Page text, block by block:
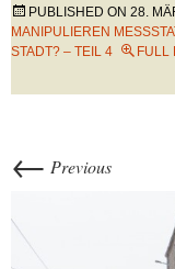
PUBLISHED ON 28.
ANIPULIEREN
TADT? – TEIL 4
FULL
← Previous